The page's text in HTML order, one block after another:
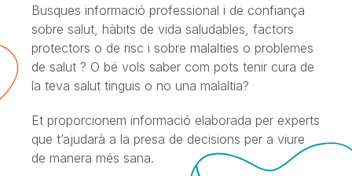
Busques informació professional i de confiança
sobre salut, hàbits de vida saludables, factors
protectors o de risc i sobre malalties o problemes
de salut ? O bé vols saber com pots tenir cura de
la teva salut tinguis o no una malaltia?
Et proporcionem informació elaborada per experts
que t’ajudarà a la presa de decisions per a viure
de manera més sana.